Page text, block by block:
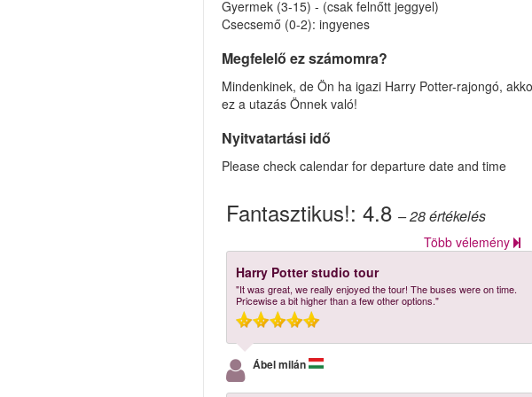
Gyermek (3-15) - (csak felnőtt jeggyel)
Csecsemő (0-2): ingyenes
Megfelelő ez számomra?
Mindenkinek, de Ön ha igazi Harry Potter-rajongó,
ez a utazás Önnek való!
Nyitvatartási idő
Please check calendar for departure date and time
Fantasztikus!:4.8– 28értékelés
Több vélemény
Harry Potter studio tour
"It was great, we really enjoyed the tour! The buses were on time.
Pricewise a bit higher than a few other options."
Ábel milán